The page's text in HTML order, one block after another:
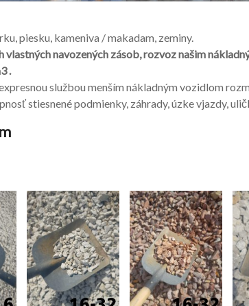
piesku, kameniva / makadam, zeminy.
vlastných navozených zásob, rozvoz našim
.
službou menším nákladným vozidlom
stiesnené podmienky, záhrady, úzke vjazdy,